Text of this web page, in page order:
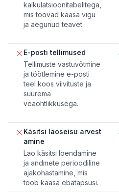
kalkulatsioonitabelitega,
mis toovad kaasa vigu
ja aegunud teavet.
E-posti tellimused
Tellimuste vastuvõtmine
ja töötlemine e-posti
teel koos viivituste ja
suurema
veaohtlikkusega.
Käsitsi laoseisu arvest
amine
Lao käsitsi loendamine
ja andmete perioodiline
ajakohastamine, mis
toob kaasa ebatäpsusi.